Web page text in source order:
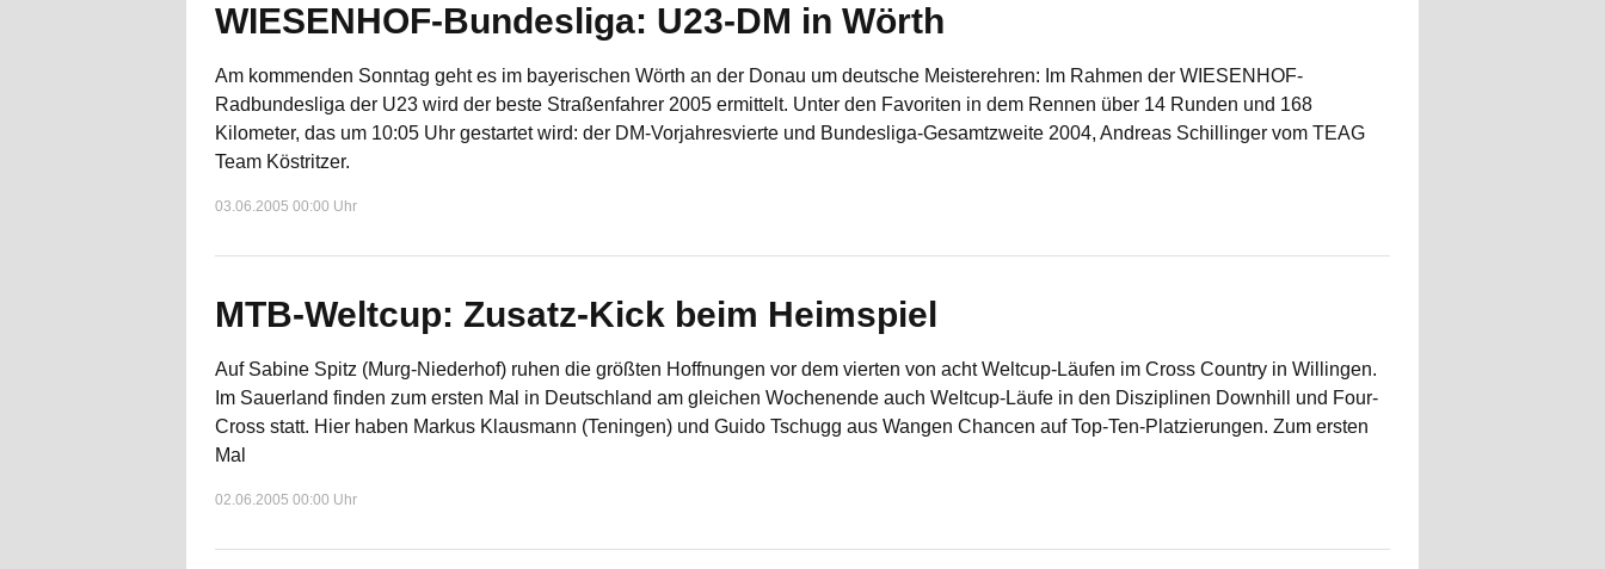
WIESENHOF-Bundesliga: U23-DM in Wörth
Am kommenden Sonntag geht es im bayerischen Wörth an der Donau um deutsche Meisterehren: Im Rahmen der WIESENHOF-
Radbundesliga der U23 wird der beste Straßenfahrer 2005 ermittelt. Unter den Favoriten in dem Rennen über 14 Runden und 168
Kilometer, das um 10:05 Uhr gestartet wird: der DM-Vorjahresvierte und Bundesliga-Gesamtzweite 2004, Andreas Schillinger vom TEAG
Team Köstritzer.
03.06.2005 00:00 Uhr
MTB-Weltcup: Zusatz-Kick beim Heimspiel
Auf Sabine Spitz (Murg-Niederhof) ruhen die größten Hoffnungen vor dem vierten von acht Weltcup-Läufen im Cross Country in Willingen.
Im Sauerland finden zum ersten Mal in Deutschland am gleichen Wochenende auch Weltcup-Läufe in den Disziplinen Downhill und Four-
Cross statt. Hier haben Markus Klausmann (Teningen) und Guido Tschugg aus Wangen Chancen auf Top-Ten-Platzierungen. Zum ersten
Mal
02.06.2005 00:00 Uhr